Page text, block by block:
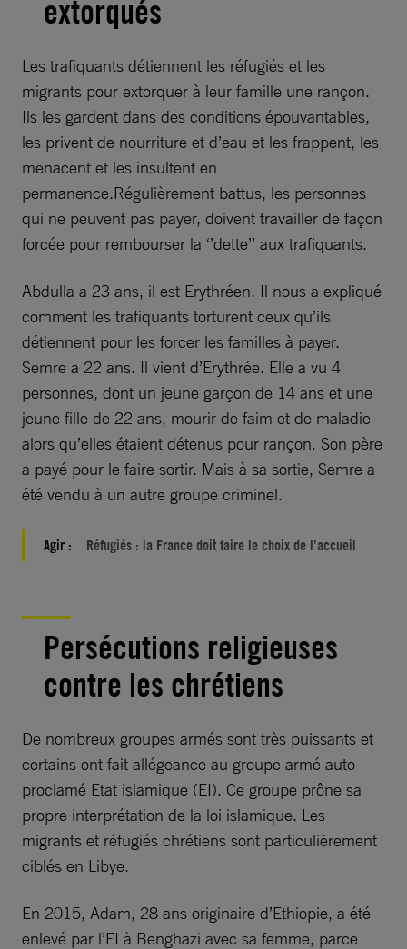
extorqués
Les trafiquants détiennent les réfugiés et les
migrants pour extorquer à leur famille une rançon.
Ils les gardent dans des conditions épouvantables,
les privent de nourriture et d’eau et les frappent, les
menacent et les insultent en
permanence.Régulièrement battus, les personnes
qui ne peuvent pas payer, doivent travailler de façon
forcée pour rembourser la ‘’dette’’ aux trafiquants.
Abdulla a 23 ans, il est Erythréen. Il nous a expliqué
comment les trafiquants torturent ceux qu’ils
détiennent pour les forcer les familles à payer.
Semre a 22 ans. Il vient d’Erythrée. Elle a vu 4
personnes, dont un jeune garçon de 14 ans et une
jeune fille de 22 ans, mourir de faim et de maladie
alors qu’elles étaient détenus pour rançon. Son père
a payé pour le faire sortir. Mais à sa sortie, Semre a
été vendu à un autre groupe criminel.
Agir : Réfugiés : la France doit faire le choix de l’accueil
Persécutions religieuses
contre les chrétiens
De nombreux groupes armés sont très puissants et
certains ont fait allégeance au groupe armé auto-
proclamé Etat islamique (EI). Ce groupe prône sa
propre interprétation de la loi islamique. Les
migrants et réfugiés chrétiens sont particulièrement
ciblés en Libye.
En 2015, Adam, 28 ans originaire d’Ethiopie, a été
enlevé par l’EI à Benghazi avec sa femme, parce